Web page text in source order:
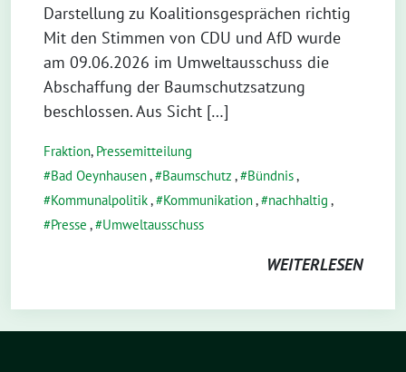
Darstellung zu Koalitionsgesprächen richtig
Mit den Stimmen von CDU und AfD wurde
am 09.06.2026 im Umweltausschuss die
Abschaffung der Baumschutzsatzung
beschlossen. Aus Sicht […]
Fraktion, Pressemitteilung
Bad Oeynhausen, Baumschutz , Bündnis,
Kommunalpolitik, Kommunikation, nachhaltig ,
Presse , Umweltausschuss
WEITERLESEN